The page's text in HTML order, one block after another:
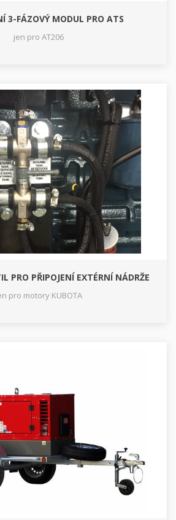
3-FÁZOVÝ MODUL PRO ATS
jen pro AT206
PRO PŘIPOJENÍ EXTÉRNÍ NÁDRŽE
pro motory KUBOTA